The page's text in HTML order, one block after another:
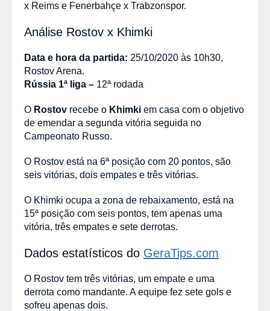
x Reims e Fenerbahçe x Trabzonspor.
Análise Rostov x Khimki
Data e hora da partida: 25/10/2020 às 10h30,
Rostov Arena.
Rússia 1ª liga – 12ª rodada
O Rostov recebe o Khimki em casa com o objetivo
de emendar a segunda vitória seguida no
Campeonato Russo.
O Rostov está na 6ª posição com 20 pontos, são
seis vitórias, dois empates e três vitórias.
O Khimki ocupa a zona de rebaixamento, está na
15ª posição com seis pontos, tem apenas uma
vitória, três empates e sete derrotas.
Dados estatísticos do GeraTips.com
O Rostov tem três vitórias, um empate e uma
derrota como mandante. A equipe fez sete gols e
sofreu apenas dois.